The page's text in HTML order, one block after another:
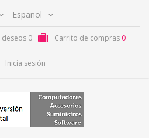
deseos 0 Carrito de compras 0
Inicia sesión